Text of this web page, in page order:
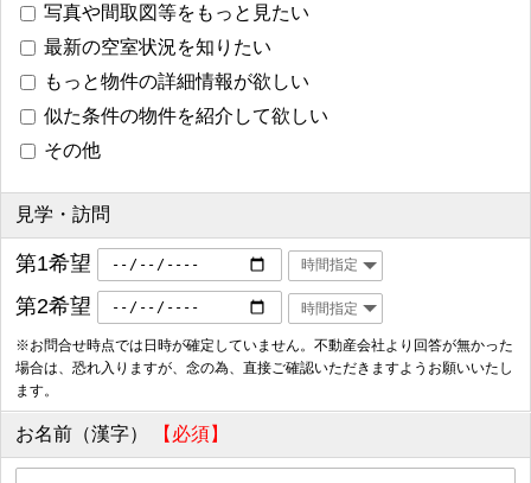
写真や間取図等をもっと見たい
最新の空室状況を知りたい
もっと物件の詳細情報が欲しい
似た条件の物件を紹介して欲しい
その他
見学・訪問
第1希望
第2希望
※お問合せ時点では日時が確定していません。不動産会社より回答が無かった
場合は、恐れ入りますが、念の為、直接ご確認いただきますようお願いいたし
ます。
お名前（漢字） 【必須】